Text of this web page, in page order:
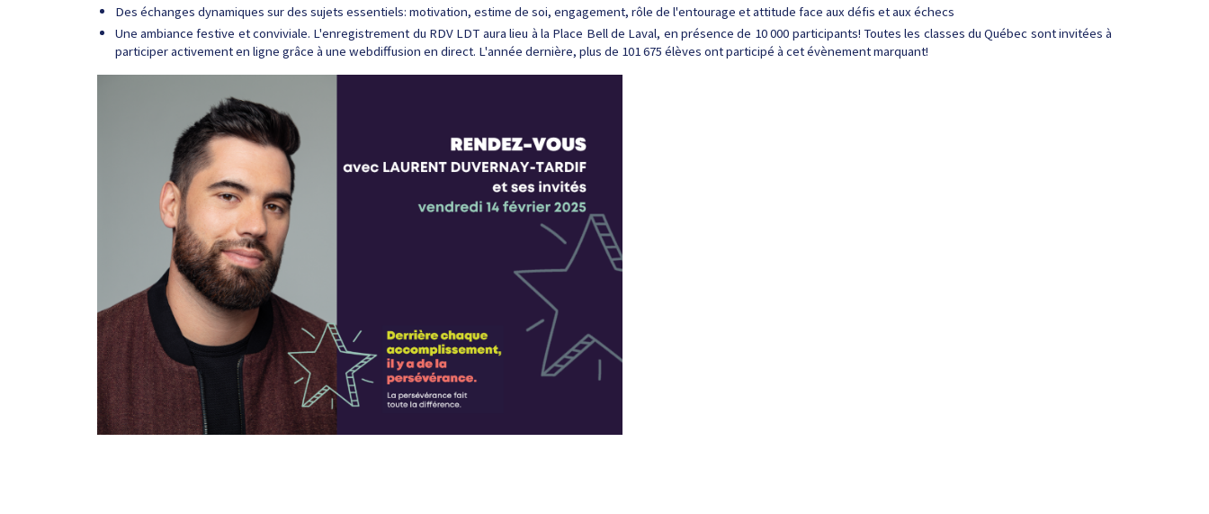
Des échanges dynamiques sur des sujets essentiels: motivation, estime de soi, engagement, rôle de l'entourage et attitude face aux défis et aux échecs
Une ambiance festive et conviviale. L'enregistrement du RDV LDT aura lieu à la Place Bell de Laval, en présence de 10 000 participants! Toutes les classes du Québec sont invitées à
participer activement en ligne grâce à une webdiffusion en direct. L'année dernière, plus de 101 675 élèves ont participé à cet évènement marquant!